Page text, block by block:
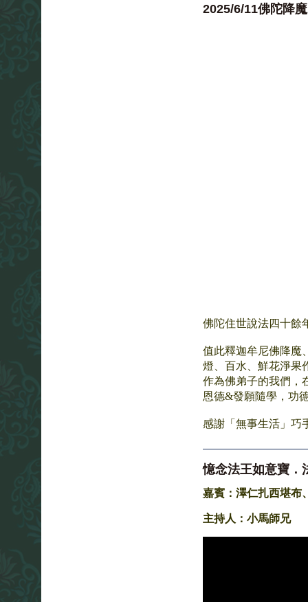
2025/6/11佛陀降
佛陀住世說法四十餘
值此釋迦牟尼佛降魔
燈、百水、鮮花淨果
作為佛弟子的我們，
恩德&發願隨學，功
感謝「無事生活」巧
憶念法王如意寶．
嘉賓：澤仁扎西堪布
主持人：小馬師兄